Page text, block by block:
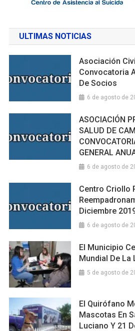
ULTIMAS NOTICIAS
Asociación
Convocatoria
De Socios
6 de agosto de
ASOCIACIÓN
SALUD DE
GENERAL
6 de agosto de
Centro Criollo
Diciembre
6 de agosto de
El Municipio
Mundial De La
5 de agosto de
El Quirófano
Mascotas En
Luciano Y 21